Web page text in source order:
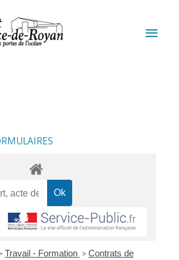
Travail - Formation > Contrats de